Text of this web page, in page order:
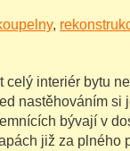
,
interiér bytu
nastěhováním
bývají v
již za plného